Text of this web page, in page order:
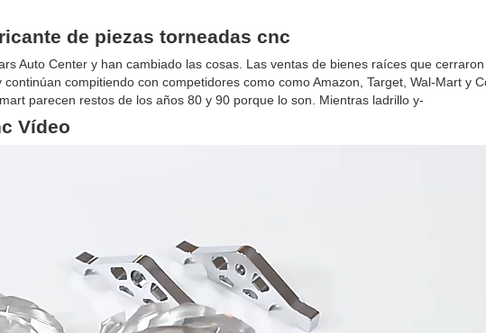
de piezas torneadas cnc
Auto Center y han cambiado las cosas. Las ventas de bienes raíces que
compitiendo con competidores como como Amazon, Target, Wal-Mart y
parecen restos de los años 80 y 90 porque lo son. Mientras ladrillo y-
Vídeo